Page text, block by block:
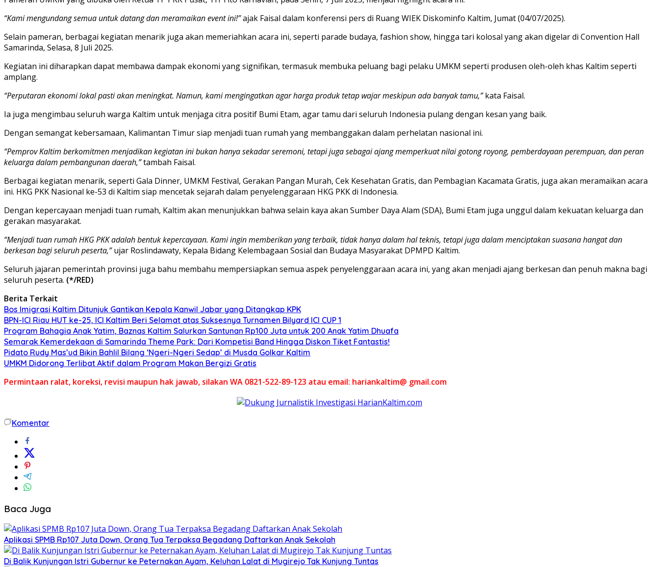
“Kami mengundang semua untuk datang dan meramaikan event ini!”ajak Faisal dalam konferensi pers di Ruang WIEK Diskominfo Kaltim, Jumat (04/07/2025).
Selain pameran, berbagai kegiatan menarik juga akan memeriahkan acara ini, seperti parade budaya, fashion show, hingga tari kolosal yang akan digelar di Convention Hall
Samarinda, Selasa, 8 Juli 2025.
Kegiatan ini diharapkan dapat membawa dampak ekonomi yang signifikan, termasuk membuka peluang bagi pelaku UMKM seperti produsen oleh-oleh khas Kaltim seperti
amplang.
“Perputaran ekonomi lokal pasti akan meningkat. Namun, kami mengingatkan agar harga produk tetap wajar meskipun ada banyak tamu,”kata Faisal.
Ia juga mengimbau seluruh warga Kaltim untuk menjaga citra positif Bumi Etam, agar tamu dari seluruh Indonesia pulang dengan kesan yang baik.
Dengan semangat kebersamaan, Kalimantan Timur siap menjadi tuan rumah yang membanggakan dalam perhelatan nasional ini.
“Pemprov Kaltim berkomitmen menjadikan kegiatan ini bukan hanya sekadar seremoni, tetapi juga sebagai ajang memperkuat nilai gotong royong, pemberdayaan perempuan, dan peran
keluarga dalam pembangunan daerah,”tambah Faisal.
Berbagai kegiatan menarik, seperti Gala Dinner, UMKM Festival, Gerakan Pangan Murah, Cek Kesehatan Gratis, dan Pembagian Kacamata Gratis, juga akan meramaikan acara
ini. HKG PKK Nasional ke-53 di Kaltim siap mencetak sejarah dalam penyelenggaraan HKG PKK di Indonesia.
Dengan kepercayaan menjadi tuan rumah, Kaltim akan menunjukkan bahwa selain kaya akan Sumber Daya Alam (SDA), Bumi Etam juga unggul dalam kekuatan keluarga dan
gerakan masyarakat.
“Menjadi tuan rumah HKG PKK adalah bentuk kepercayaan. Kami ingin memberikan yang terbaik, tidak hanya dalam hal teknis, tetapi juga dalam menciptakan suasana hangat dan
berkesan bagi seluruh peserta,”ujar Roslindawaty, Kepala Bidang Kelembagaan Sosial dan Budaya Masyarakat DPMPD Kaltim.
Seluruh jajaran pemerintah provinsi juga bahu membahu mempersiapkan semua aspek penyelenggaraan acara ini, yang akan menjadi ajang berkesan dan penuh makna bagi
seluruh peserta. (*/RED)
Berita Terkait
Bos Imigrasi Kaltim Ditunjuk Gantikan Kepala Kanwil Jabar yang Ditangkap KPK
BPN-ICI Riau HUT ke-25, ICI Kaltim Beri Selamat atas Suksesnya Turnamen Bilyard ICI CUP 1
Program Bahagia Anak Yatim, Baznas Kaltim Salurkan Santunan Rp100 Juta untuk 200 Anak Yatim Dhuafa
Semarak Kemerdekaan di Samarinda Theme Park: Dari Kompetisi Band Hingga Diskon Tiket Fantastis!
Pidato Rudy Mas’ud Bikin Bahlil Bilang ‘Ngeri-Ngeri Sedap’ di Musda Golkar Kaltim
UMKM Didorong Terlibat Aktif dalam Program Makan Bergizi Gratis
Permintaan ralat, koreksi, revisi maupun hak jawab, silakan WA 0821-522-89-123 atau email: hariankaltim@ gmail.com
Komentar
Baca Juga
Aplikasi SPMB Rp107 Juta Down, Orang Tua Terpaksa Begadang Daftarkan Anak Sekolah
Di Balik Kunjungan Istri Gubernur ke Peternakan Ayam, Keluhan Lalat di Mugirejo Tak Kunjung Tuntas